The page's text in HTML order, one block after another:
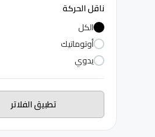
ناقل الحركة
الكل
أوتوماتيك
يدوي
تطبيق الفلاتر